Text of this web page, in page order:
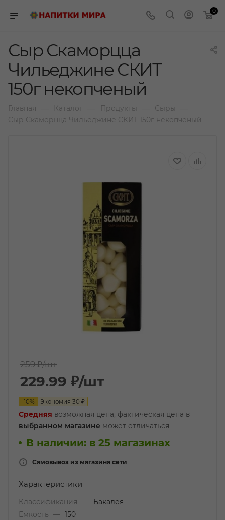
0
Сыр Скаморцца
Чильеджине СКИТ
150г некопченый
Главная Каталог Продукты Сыры
Сыр Скаморцца Чильеджине СКИТ 150г некопченый
259 ₽/шт
229.99 ₽/шт
-10% Экономия 30 ₽
Средняя возможная цена, фактическая цена в
выбранном магазине может отличаться
В наличии: в 25 магазинах
Самовывоз из магазина сети
Характеристики
Классификация —
Бакалея
Емкость
— 150